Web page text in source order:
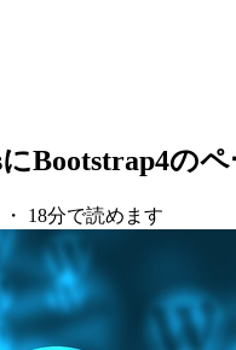
にBootstrap4の
・ 18分で読めます